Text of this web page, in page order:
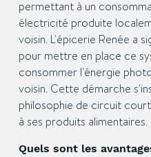
permettant à un
électricité produite
voisin. L'épicerie Renée a
pour mettre en place ce
consommer l'énergie
voisin. Cette démarche
philosophie de circuit
à ses produits alimentaires.
Quels sont les